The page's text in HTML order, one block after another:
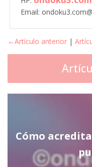
Email:
←Artículo anterior |
Cómo